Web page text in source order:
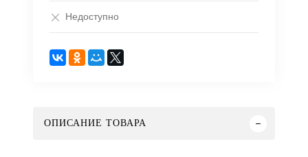
Недоступно
ОПИСАНИЕ ТОВАРА